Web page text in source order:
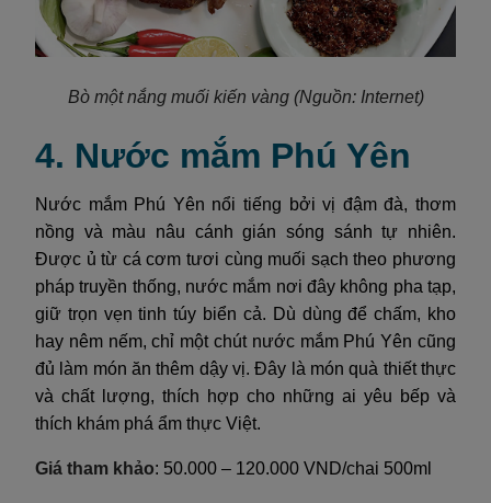
Bò một nắng muối kiến vàng(Nguồn: Internet)
4. Nước mắm Phú Yên
Nước mắm Phú Yên nổi tiếng bởi vị đậm đà, thơm
nồng và màu nâu cánh gián sóng sánh tự nhiên.
Được ủ từ cá cơm tươi cùng muối sạch theo phương
pháp truyền thống, nước mắm nơi đây không pha tạp,
giữ trọn vẹn tinh túy biển cả. Dù dùng để chấm, kho
hay nêm nếm, chỉ một chút nước mắm Phú Yên cũng
đủ làm món ăn thêm dậy vị. Đây là món quà thiết thực
và chất lượng, thích hợp cho những ai yêu bếp và
thích khám phá ẩm thực Việt.
Giá tham khảo: 50.000 – 120.000 VND/chai 500ml